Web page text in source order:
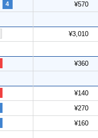
4 ¥570
¥3,010
¥360
¥140
¥270
¥160